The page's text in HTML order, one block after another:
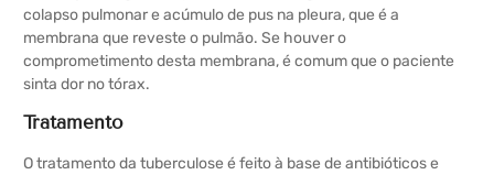
colapso pulmonar e acúmulo de pus na pleura, que é a
membrana que reveste o pulmão. Se houver o
comprometimento desta membrana, é comum que o paciente
sinta dor no tórax.
Tratamento
O tratamento da tuberculose é feito à base de antibióticos e